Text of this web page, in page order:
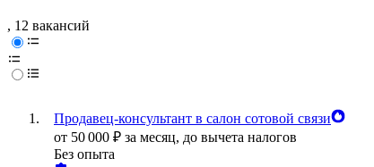
, 12 вакансий
Продавец-консультант в салон сотовой связи
от 50 000 ₽ за месяц, до вычета налогов
Без опыта